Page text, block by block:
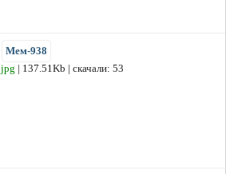
Мем-938
jpg | 137.51Kb | скачали: 53